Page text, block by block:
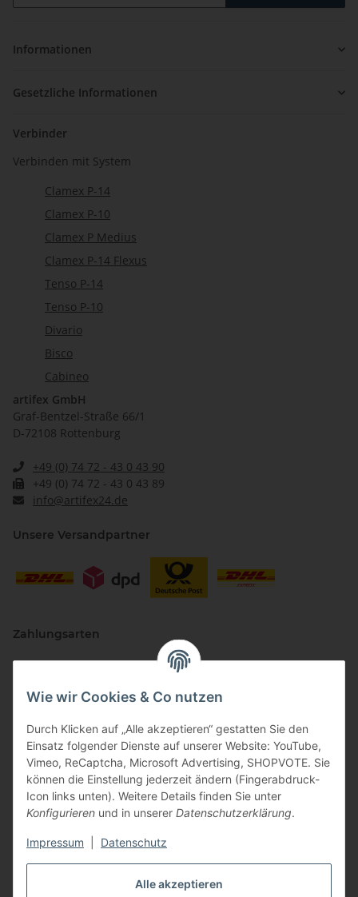
Alle akzeptieren
Wie wir Cookies & Co nutzen
Durch Klicken auf „Alle akzeptieren“ gestatten Sie den
Einsatz folgender Dienste auf unserer Website: YouTube,
Vimeo, ReCaptcha, Microsoft Advertising, SHOPVOTE. Sie
können die Einstellung jederzeit ändern (Fingerabdruck-
Icon links unten). Weitere Details finden Sie unter
Konfigurieren und in unserer Datenschutzerklärung.
Impressum Datenschutz
Informationen
Gesetzliche Informationen
Verbinder
Verbinden mit System
Clamex P-14
Clamex P-10
Clamex P Medius
Clamex P-14 Flexus
Tenso P-14
Tenso P-10
Divario
Bisco
Cabineo
artifex GmbH
Graf-Bentzel-Straße 66/1
D-72108 Rottenburg
+49 (0) 74 72 - 43 0 43 90
+49 (0) 74 72 - 43 0 43 89
info@artifex24.de
Unsere Versandpartner
Zahlungsarten
Vertriebspartner